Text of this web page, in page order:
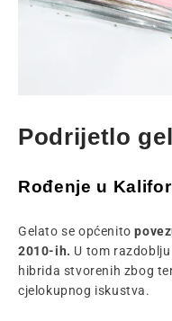
Podrijetlo
Rođenje u
Gelato se općenito
2010-ih. U tom
hibrida stvorenih zbog
cjelokupnog iskustva.